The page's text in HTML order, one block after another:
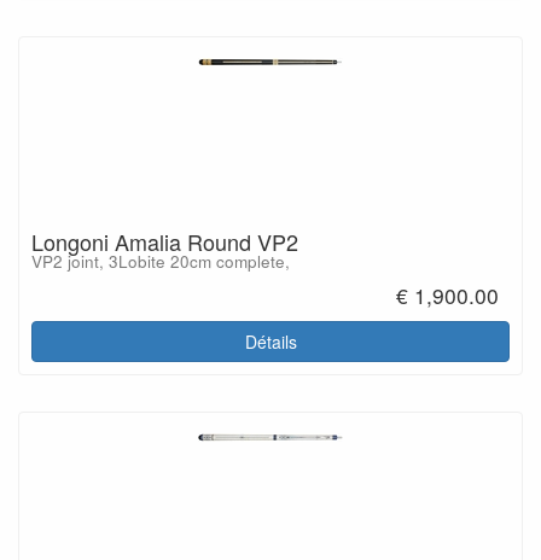
Longoni Amalia Round VP2
VP2 joint, 3Lobite 20cm complete,
€ 1,900.00
Détails